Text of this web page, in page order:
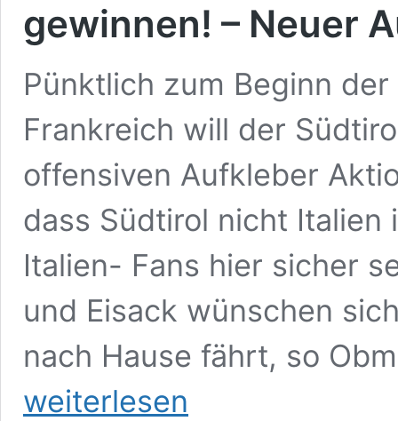
gewinnen! – Neuer
Pünktlich zum Beginn
Frankreich will der
offensiven Aufkleber
dass Südtirol nicht Italien
Italien- Fans hier sicher
und Eisack wünschen
nach Hause fährt, so
weiterlesen